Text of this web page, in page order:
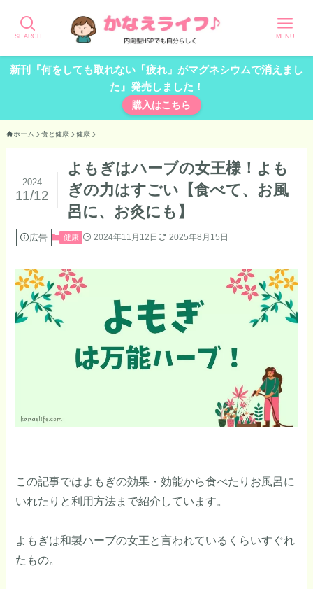
SEARCH MENU
新刊『何をしても取れない「疲れ」がマグネシウムで消えまし
た』発売しました！
購入はこちら
ホーム 食と健康 健康
よもぎはハーブの女王様！よも
ぎの力はすごい【食べて、お風
呂に、お灸にも】
2024
11/12
広告 健康 2024年11月12日 2025年8月15日
この記事ではよもぎの効果・効能から食べたりお風呂に
いれたりと利用方法まで紹介しています。
よもぎは和製ハーブの女王と言われているくらいすぐれ
たもの。